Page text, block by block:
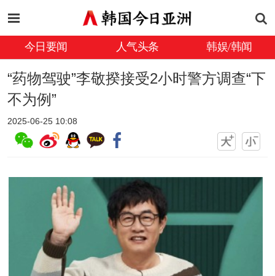
今日要闻 人气头条 韩娱/韩闻
“药物驾驶”李敬揆接受2小时警方调查“下
不为例”
2025-06-25 10:08